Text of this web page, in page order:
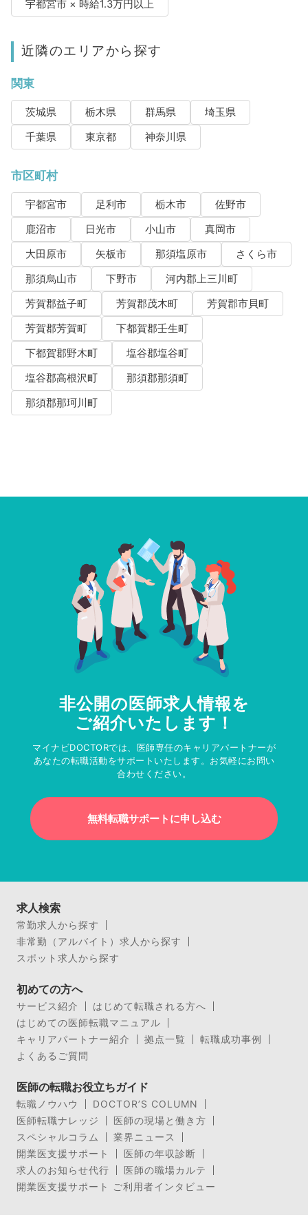
宇都宮市 × 時給1.3万円以上
近隣のエリアから探す
関東
茨城県 栃木県 群馬県
埼玉県
千葉県
東京都 神奈川県
市区町村
宇都宮市 足利市 栃木市
佐野市
鹿沼市
日光市 小山市
真岡市
大田原市
矢板市 那須塩原市
さくら市
那須烏山市
下野市
河内郡上三川町
芳賀郡益子町
芳賀郡茂木町
芳賀郡市貝町
芳賀郡芳賀町
下都賀郡壬生町
下都賀郡野木町
塩谷郡塩谷町
塩谷郡高根沢町
那須郡那須町
那須郡那珂川町
非公開の医師求人情報を
ご紹介いたします！
マイナビDOCTORでは、医師専任のキャリアパートナーが
あなたの転職活動をサポートいたします。お気軽にお問い
合わせください。
無料転職サポートに申し込む
求人検索
常勤求人から探す
非常勤（アルバイト）求人から探す
スポット求人から探す
初めての方へ
サービス紹介
はじめて転職される方へ
はじめての医師転職マニュアル
キャリアパートナー紹介
拠点一覧
転職成功事例
よくあるご質問
医師の転職お役立ちガイド
転職ノウハウ
DOCTOR’S COLUMN
医師転職ナレッジ
医師の現場と働き方
スペシャルコラム
業界ニュース
開業医支援サポート
医師の年収診断
求人のお知らせ代行
医師の職場カルテ
開業医支援サポート ご利用者インタビュー